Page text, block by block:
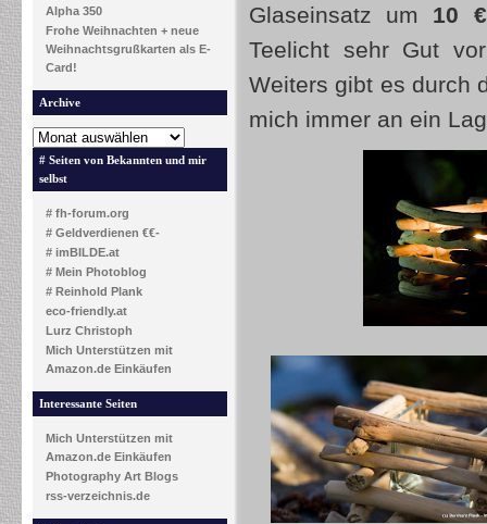
Alpha 350
Frohe Weihnachten + neue
Weihnachtsgrußkarten als E-
Card!
Archive
# Seiten von Bekannten und mir
selbst
# fh-forum.org
# Geldverdienen €€-
# imBILDE.at
# Mein Photoblog
# Reinhold Plank
eco-friendly.at
Lurz Christoph
Mich Unterstützen mit
Amazon.de Einkäufen
Interessante Seiten
Mich Unterstützen mit
Amazon.de Einkäufen
Photography Art Blogs
rss-verzeichnis.de
Glaseinsatz um 10 €
Teelicht sehr Gut
Weiters gibt es durch
mich immer an ein